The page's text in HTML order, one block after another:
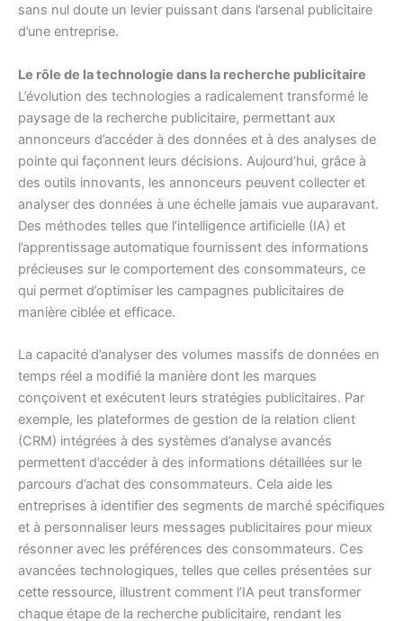
sans nul doute un levier puissant dans l’arsenal publicitaire
d’une entreprise.
Le rôle de la technologie dans la recherche publicitaire
L’évolution des technologies a radicalement transformé le
paysage de la recherche publicitaire, permettant aux
annonceurs d’accéder à des données et à des analyses de
pointe qui façonnent leurs décisions. Aujourd’hui, grâce à
des outils innovants, les annonceurs peuvent collecter et
analyser des données à une échelle jamais vue auparavant.
Des méthodes telles que l’intelligence artificielle (IA) et
l’apprentissage automatique fournissent des informations
précieuses sur le comportement des consommateurs, ce
qui permet d’optimiser les campagnes publicitaires de
manière ciblée et efficace.
La capacité d’analyser des volumes massifs de données en
temps réel a modifié la manière dont les marques
conçoivent et exécutent leurs stratégies publicitaires. Par
exemple, les plateformes de gestion de la relation client
(CRM) intégrées à des systèmes d’analyse avancés
permettent d’accéder à des informations détaillées sur le
parcours d’achat des consommateurs. Cela aide les
entreprises à identifier des segments de marché spécifiques
et à personnaliser leurs messages publicitaires pour mieux
résonner avec les préférences des consommateurs. Ces
avancées technologiques, telles que celles présentées sur
cette ressource, illustrent comment l’IA peut transformer
chaque étape de la recherche publicitaire, rendant les